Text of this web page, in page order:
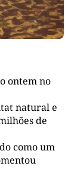
ontem no
natural e
de
como um